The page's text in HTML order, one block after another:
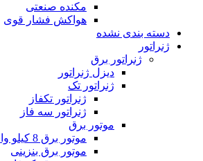
مکنده صنعتی
هواکش فشار قوی
دسته بندی نشده
ژنراتور
ژنراتور برق
دیزل ژنراتور
ژنراتور تک
ژنراتور تکفاز
ژنراتور سه فاز
موتور برق
موتور برق 8 کیلو وات
موتور برق بنزینی